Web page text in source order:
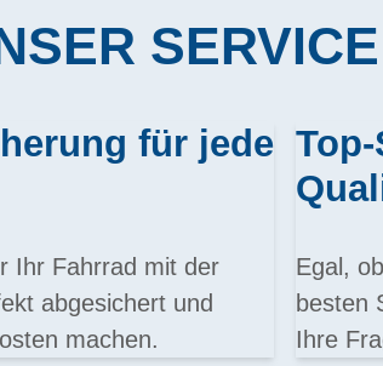
für jede
Ihr Fahrrad mit der
abgesichert und
machen.
Egal,
besten
Ihre